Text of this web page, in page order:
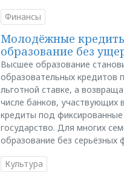
Финансы
Молодёжные
образование без
Высшее образование
образовательных кредитов
льготной ставке, а
числе банков,
кредиты под
государство. Для многих
образование без серьёзных
Культура